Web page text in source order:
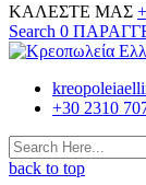
ΚΑΛΕΣΤΕ ΜΑΣ
Search 0
+30 2310
back to top